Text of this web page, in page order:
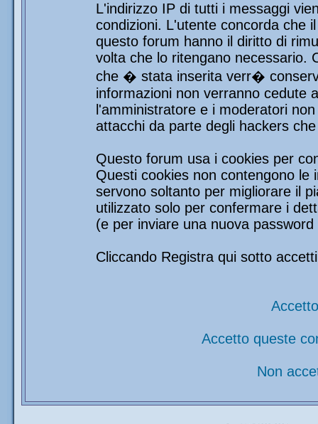
L'indirizzo IP di tutti i messaggi
condizioni. L'utente concorda che
questo forum hanno il diritto di
volta che lo ritengano necessario.
che � stata inserita verr�
informazioni non verranno cedute
l'amministratore e i moderatori
attacchi da parte degli hackers
Questo forum usa i cookies per
Questi cookies non contengono le
servono soltanto per migliorare il
utilizzato solo per confermare i
(e per inviare una nuova
Cliccando Registra qui sotto
Accetto queste
Non